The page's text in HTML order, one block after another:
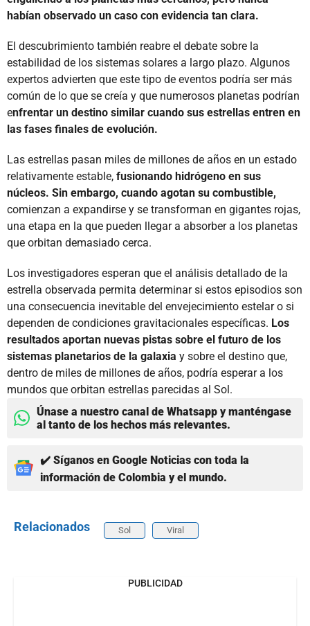
habían observado un caso con evidencia tan clara.
El descubrimiento también reabre el debate sobre la
estabilidad de los sistemas solares a largo plazo. Algunos
expertos advierten que este tipo de eventos podría ser más
común de lo que se creía y que numerosos planetas podrían
enfrentar un destino similar cuando sus estrellas entren en
las fases finales de evolución.
Las estrellas pasan miles de millones de años en un estado
relativamente estable, fusionando hidrógeno en sus
núcleos. Sin embargo, cuando agotan su combustible,
comienzan a expandirse y se transforman en gigantes rojas,
una etapa en la que pueden llegar a absorber a los planetas
que orbitan demasiado cerca.
Los investigadores esperan que el análisis detallado de la
estrella observada permita determinar si estos episodios son
una consecuencia inevitable del envejecimiento estelar o si
dependen de condiciones gravitacionales específicas. Los
resultados aportan nuevas pistas sobre el futuro de los
sistemas planetarios de la galaxia y sobre el destino que,
dentro de miles de millones de años, podría esperar a los
mundos que orbitan estrellas parecidas al Sol.
Únase a nuestro canal de Whatsapp y manténgase
al tanto de los hechos más relevantes.
✔️ Síganos en Google Noticias con toda la
información de Colombia y el mundo.
Relacionados Sol Viral
PUBLICIDAD